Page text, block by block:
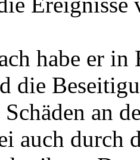
habe er
die
Schäden an
auch durch